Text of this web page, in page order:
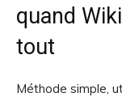
quand
tout
Méthode simple,